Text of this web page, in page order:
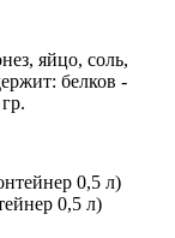
яйцо, соль,
белков -
0,5 л)